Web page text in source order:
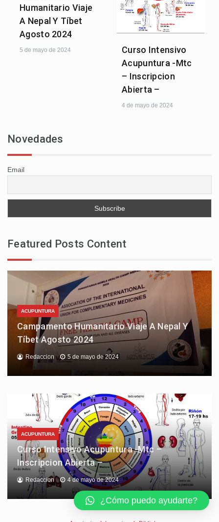
Humanitario Viaje
A Nepal Y Tíbet
Agosto 2024
5 de mayo de 2024
Curso Intensivo
Acupuntura -Mtc
– Inscripcion
Abierta –
4 de mayo de 2024
Novedades
Email
Featured Posts Content
ACUPUNTURA
Campamento Humanitario Viaje A Nepal Y
Tíbet Agosto 2024
Redaccion 5 de mayo de 2024
ACUPUNTURA
Curso Intensivo Acupuntura -Mtc –
Inscripcion Abierta –
Redaccion 4 de mayo de 2024
¿Cómo puedo ayudarte?